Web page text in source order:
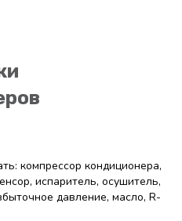
компрессор кондиционера,
испаритель, осушитель,
давление, масло, R-